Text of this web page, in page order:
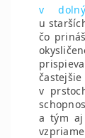
v
u
čo
v
a tým aj